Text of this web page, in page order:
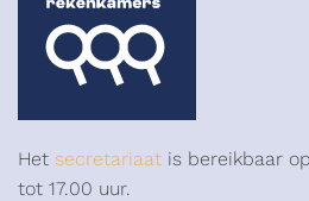
Het secretariaat is bereikbaar
tot 17.00 uur.